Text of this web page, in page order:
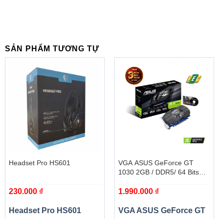
nhớ hỗ
trợ
Kênh đôi
Khe mở rộng
Express
3.0 x16
1 x khe cắm PCIe 3.0 x16 (PCI_E1)
Bộ xử lý AMD Ryzen ™ thế hệ 1, 2 và 3 hỗ trợ tốc độ
Ryzen ™ với Radeon ™ Vega Graphics và AMD thế
hệ thứ 2 Ryzen ™ với bộ xử lý Radeon ™ Graphics
hỗ trợ tốc độ x8
1 khe cắm PCIe 2.0 x16 (PCI_E4, hỗ trợ chế độ x4)
PCI_E4 sẽ chạy tốc độ x2 khi cài đặt các thiết bị trong
Express
x1
3
SẢN PHẨM TƯƠNG TỰ
Headset Pro HS601
230.000 ₫
Headset Pro HS601
VGA ASUS GeForce GT
1030 2GB / DDR5/ 64 Bits
1.990.000 ₫
VGA ASUS GeForce GT